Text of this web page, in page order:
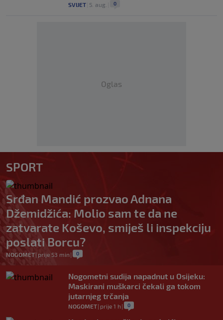
SVIJET 5. aug. 0
Oglas
SPORT
Srđan Mandić prozvao Adnana
Džemidžića: Molio sam te da ne
zatvarate Koševo, smiješ li inspekciju
poslati Borcu?
NOGOMET| prije 53 min | 0
Nogometni sudija napadnut u Osijeku:
Maskirani muškarci čekali ga tokom
jutarnjeg trčanja
NOGOMET| prije 1 h | 0